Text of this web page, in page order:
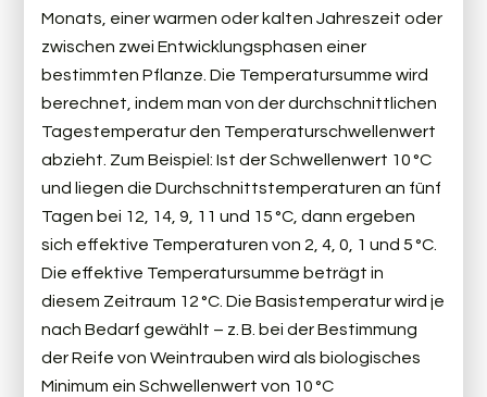
Monats, einer warmen oder kalten Jahreszeit oder
zwischen zwei Entwicklungsphasen einer
bestimmten Pflanze. Die Temperatursumme wird
berechnet, indem man von der durchschnittlichen
Tagestemperatur den Temperaturschwellenwert
abzieht. Zum Beispiel: Ist der Schwellenwert 10 °C
und liegen die Durchschnittstemperaturen an fünf
Tagen bei 12, 14, 9, 11 und 15 °C, dann ergeben
sich effektive Temperaturen von 2, 4, 0, 1 und 5 °C.
Die effektive Temperatursumme beträgt in
diesem Zeitraum 12 °C. Die Basistemperatur wird je
nach Bedarf gewählt – z. B. bei der Bestimmung
der Reife von Weintrauben wird als biologisches
Minimum ein Schwellenwert von 10 °C